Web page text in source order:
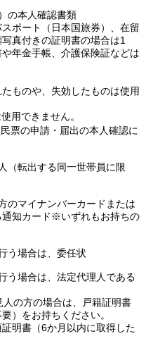
の本人確認書類
ポート（日本国旅券）、在留
真付きの証明書の場合は1
年金手帳、介護保険証などは
ものや、失効したものは使用
用できません。
票の申請・届出の本人確認に
（転出する同一世帯員に限
のマイナンバーカードまたは
知カード※いずれもお持ちの
う場合は、委任状
う場合は、法定代理人である
人の方の場合は、戸籍証明書
）をお持ちください。
明書（6か月以内に取得した